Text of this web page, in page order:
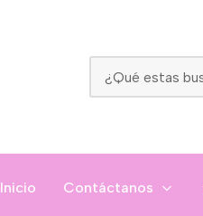
Inicio Contáctanos